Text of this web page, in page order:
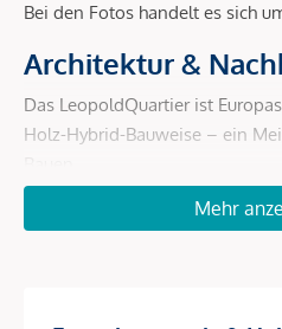
Bei den Fotos handelt es sich
Architektur &
Das LeopoldQuartier ist
Holz-Hybrid-Bauweise – ein
Holz-Hybrid- Mehr